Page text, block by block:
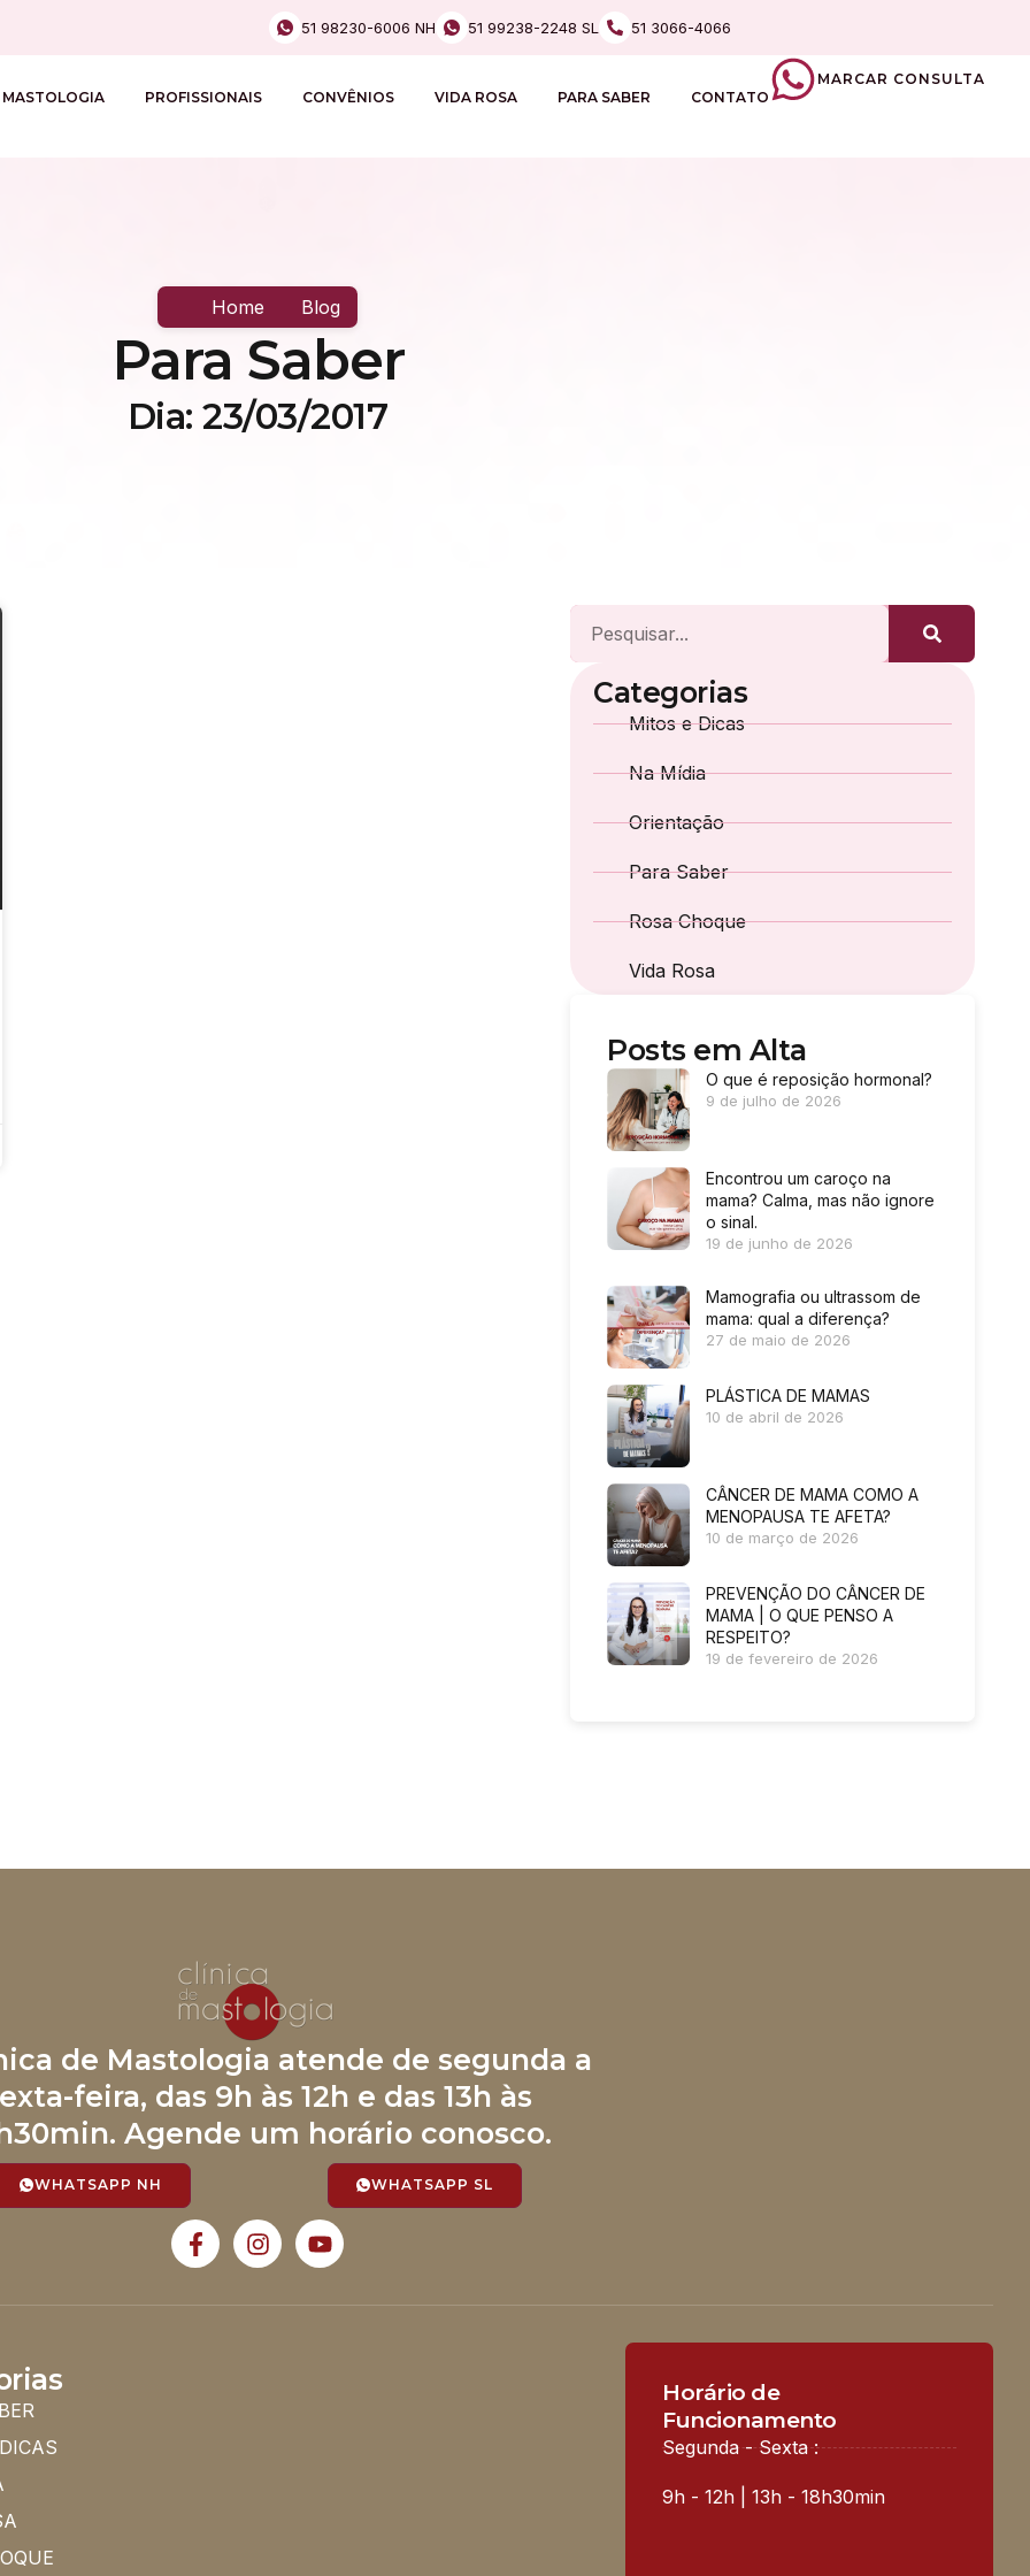
51 98230-6006 NH 51 99238-2248 SL 51 3066-4066
MASTOLOGIA PROFISSIONAIS CONVÊNIOS VIDA ROSA PARA SABER CONTATO
MARCAR CONSULTA
Home Blog
Para Saber
Dia: 23/03/2017
Categorias
Mitos e Dicas
Na Mídia
Orientação
Para Saber
Rosa Choque
Vida Rosa
Posts em Alta
O que é reposição hormonal?
9 de julho de 2026
Encontrou um caroço na
mama? Calma, mas não ignore
o sinal.
19 de junho de 2026
Mamografia ou ultrassom de
mama: qual a diferença?
27 de maio de 2026
PLÁSTICA DE MAMAS
10 de abril de 2026
CÂNCER DE MAMA COMO A
MENOPAUSA TE AFETA?
10 de março de 2026
PREVENÇÃO DO CÂNCER DE
MAMA | O QUE PENSO A
RESPEITO?
19 de fevereiro de 2026
de Mastologia atende de segunda a
feira, das 9h às 12h e das 13h às
Agende um horário conosco.
WHATSAPP NH WHATSAPP SL
Horário de
Funcionamento
Segunda - Sexta :
9h - 12h | 13h - 18h30min